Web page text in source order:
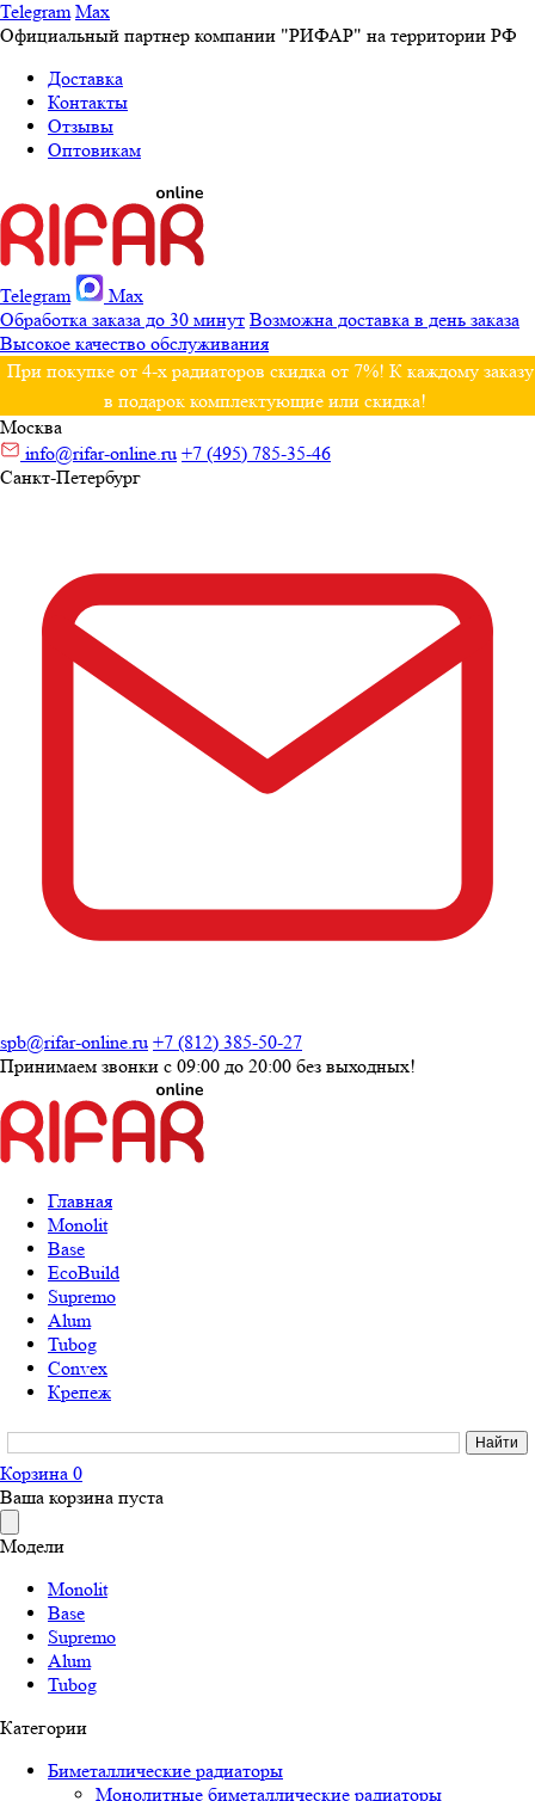
Telegram Max
Официальный партнер компании "РИФАР" на территории РФ
Доставка
Контакты
Отзывы
Оптовикам
Telegram
Max
Обработка заказа до 30 минут Возможна доставка в день заказа
Высокое качество обслуживания
При покупке от 4-х радиаторов скидка от 7%! К каждому заказу
в подарок комплектующие или скидка!
Москва
info@rifar-online.ru +7 (495) 785-35-46
Санкт-Петербург
spb@rifar-online.ru +7 (812) 385-50-27
Принимаем звонки с 09:00 до 20:00 без выходных!
Главная
Monolit
Base
EcoBuild
Supremo
Alum
Tubog
Convex
Крепеж
Корзина 0
Ваша корзина пуста
Модели
Monolit
Base
Supremo
Alum
Tubog
Категории
Биметаллические радиаторы
Монолитные биметаллические радиаторы